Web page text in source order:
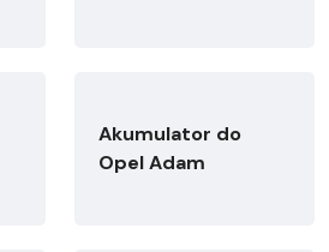
Akumulator do
Opel Adam